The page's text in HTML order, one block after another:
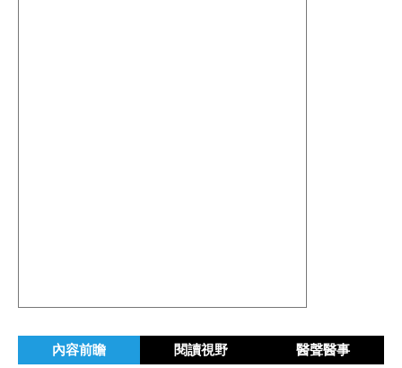
內容前瞻 閱讀視野 醫聲醫事